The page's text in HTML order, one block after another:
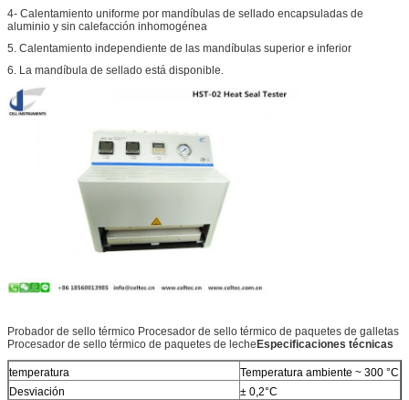
4- Calentamiento uniforme por mandíbulas de sellado encapsuladas de
aluminio y sin calefacción inhomogénea
5. Calentamiento independiente de las mandíbulas superior e inferior
6. La mandíbula de sellado está disponible.
Probador de sello térmico Procesador de sello térmico de paquetes de galletas
Procesador de sello térmico de paquetes de leche Especificaciones técnicas
temperatura
Temperatura ambiente ~ 300 °C
Desviación
± 0,2°C